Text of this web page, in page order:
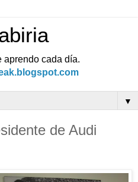
aprendo cada día.
▼
de Audi